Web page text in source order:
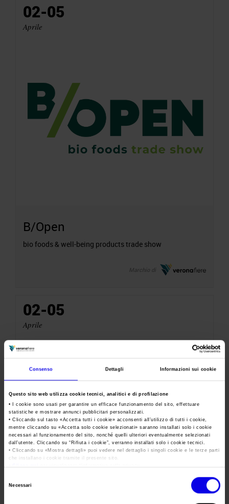
Consenso Dettagli Informazioni sui cookie
Questo sito web utilizza cookie tecnici, analitici e di profilazione
• I cookie sono usati per garantire un efficace funzionamento del sito, effettuare
statistiche e mostrare annunci pubblicitari personalizzati.
• Cliccando sul tasto «Accetta tutti i cookie» acconsenti all’utilizzo di tutti i cookie,
mentre cliccando su «Accetta solo cookie selezionati» saranno installati solo i cookie
necessari al funzionamento del sito, nonché quelli ulteriori eventualmente selezionati
dall’utente. Cliccando su “ Rifiuta i cookie”, verranno installati solo i cookie tecnici.
• Cliccando su «Mostra dettagli» puoi vedere nel dettaglio i singoli cookie e le terze parti
che installano i cookie tramite il presente sito.
Necessari
02-05
Aprile
B/Open
bio foods & well-being products trade show
Marchio di
02-05
Aprile
Enolitech
Salone internazionale delle tecnologie per la produzione